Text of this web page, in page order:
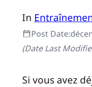
In
Post Date:
(Date Last
Si vous avez